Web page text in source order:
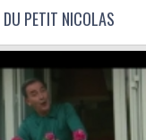
DU PETIT NICOLAS